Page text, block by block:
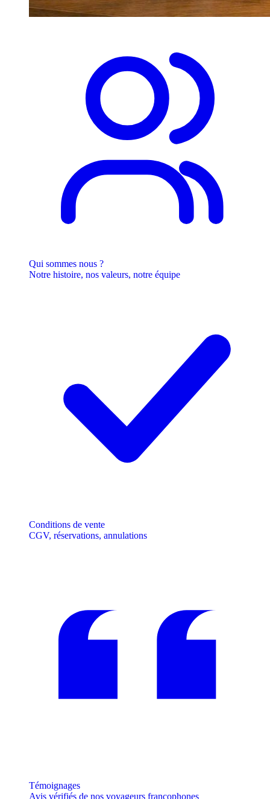
Qui sommes nous ?
Notre histoire, nos valeurs, notre équipe
Conditions de vente
CGV, réservations, annulations
Témoignages
Avis vérifiés de nos voyageurs francophones